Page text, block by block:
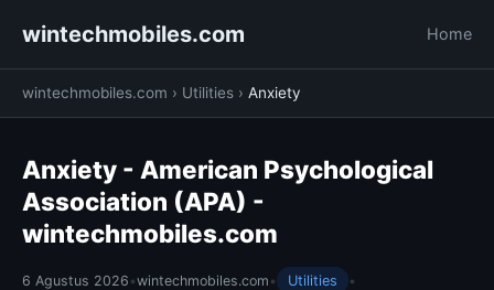
wintechmobiles.com Home
wintechmobiles.com › Utilities › Anxiety
Anxiety - American Psychological
Association (APA) -
wintechmobiles.com
6 Agustus 2026 •wintechmobiles.com • Utilities
•